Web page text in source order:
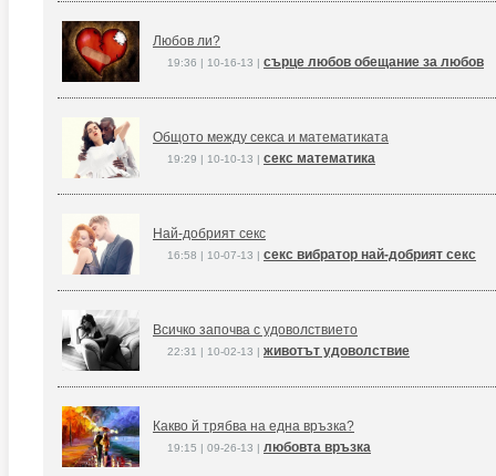
Любов ли?
19:36 | 10-16-13 | сърце любов обещание за любов
Общото между секса и математиката
19:29 | 10-10-13 | секс математика
Най-добрият секс
16:58 | 10-07-13 | секс вибратор най-добрият секс
Всичко започва с удоволствието
22:31 | 10-02-13 | животът удоволствие
Какво й трябва на една връзка?
19:15 | 09-26-13 | любовта връзка